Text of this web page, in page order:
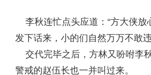
李秋连忙点头应道：“方大侠放
发下话来，小的们自然万万不敢
交代完毕之后，方林又吩咐李
警戒的赵伍长也一并叫过来。